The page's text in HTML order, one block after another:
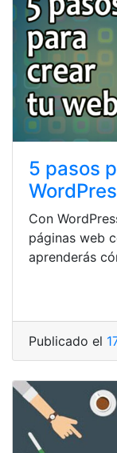
5 pasos
Con
páginas web
aprenderás
Publicado el